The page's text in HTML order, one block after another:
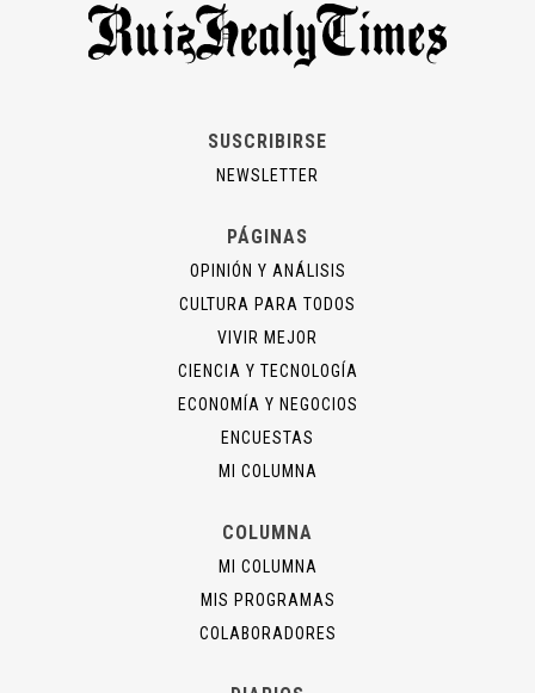
SUSCRIBIRSE
NEWSLETTER
PÁGINAS
OPINIÓN Y ANÁLISIS
CULTURA PARA TODOS
VIVIR MEJOR
CIENCIA Y TECNOLOGÍA
ECONOMÍA Y NEGOCIOS
ENCUESTAS
MI COLUMNA
COLUMNA
MI COLUMNA
MIS PROGRAMAS
COLABORADORES